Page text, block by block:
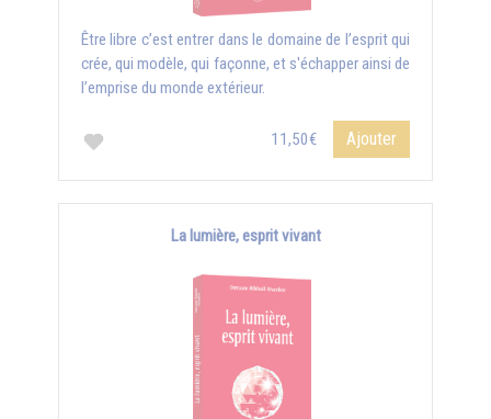
Être libre c’est entrer dans le domaine de l’esprit qui
crée, qui modèle, qui façonne, et s'échapper ainsi de
l’emprise du monde extérieur.
11,50€ Ajouter
La lumière, esprit vivant